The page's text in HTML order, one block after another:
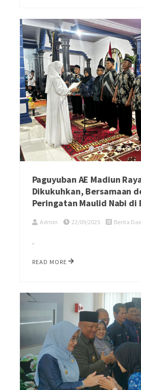
Paguyuban AE Madiun
Dikukuhkan, Bersamaan
Peringatan Maulid Nabi di
Admin 22/09/2025 Berita
-
READ MORE